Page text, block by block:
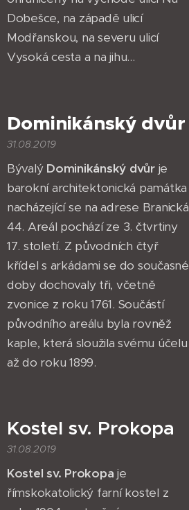
Dobešce, na západě ulicí
Modřanskou, na severu ulicí
Vysoká cesta a na jihu...
Dominikánský dvůr
31.08.2019
Bývalý Dominikánský dvůrje
barokní architektonická památka
nacházející se na adrese Branická
44. Areál pochází ze 3. čtvrtiny
17. století. Z původních čtyř
křídel s arkádami se do současné
doby dochovaly tři, včetně
zvonice z roku 1761. Součástí
původního areálu byla rovněž
kaple, která sloužila svému účelu
až do roku 1899.
Kostel sv. Prokopa
31.08.2019
Kostel sv. Prokopa je
římskokatolický farní kostel z